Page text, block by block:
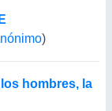
)
hombres, la